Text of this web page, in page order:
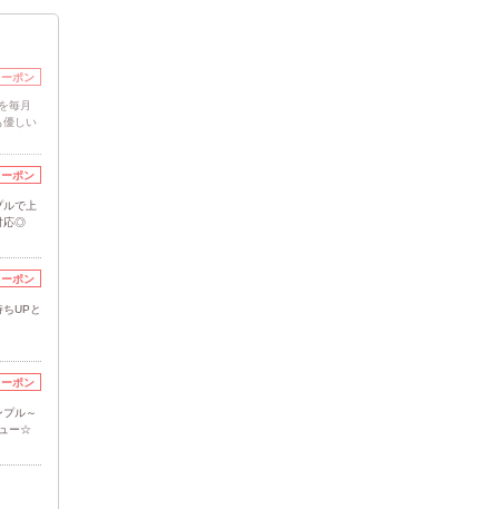
ポン
毎月
優しい
ポン
で上
応◎
ポン
UPと
ポン
ル～
ー☆